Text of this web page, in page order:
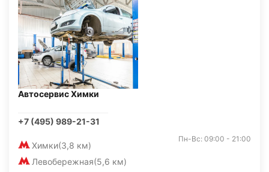
Автосервис Химки
+7 (495) 989-21-31
Химки(3,8 км)
Левобережная(5,6 км)
Пн-Вс: 09:00 - 21:00